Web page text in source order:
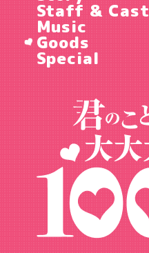
Staff & Cast
Music
Goods
Special